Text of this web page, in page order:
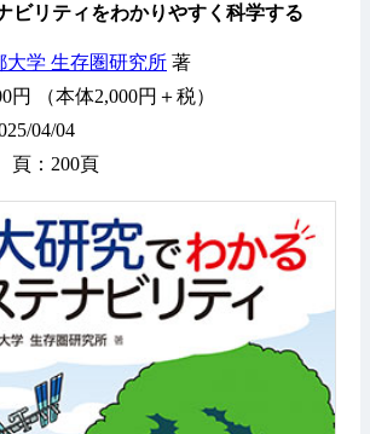
ビリティをわかりやすく科学する
大学 生存圏研究所 著
円 （本体2,000円＋税）
04/04
：200頁